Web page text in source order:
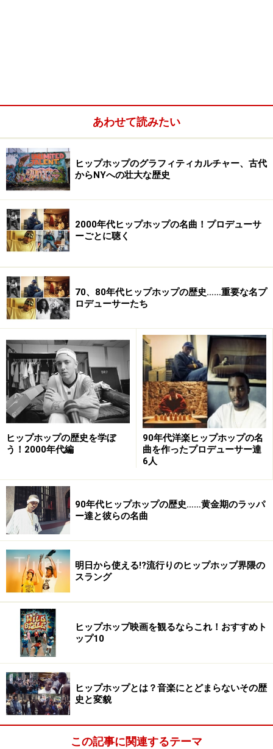
あわせて読みたい
ヒップホップのグラフィティカルチャー、古代
からNYへの壮大な歴史
2000年代ヒップホップの名曲！プロデューサ
ーごとに聴く
70、80年代ヒップホップの歴史……重要な名プ
ロデューサーたち
ヒップホップの歴史を学ぼ
う！2000年代編
90年代洋楽ヒップホップの名
曲を作ったプロデューサー達
6人
90年代ヒップホップの歴史……黄金期のラッパ
ー達と彼らの名曲
明日から使える!?流行りのヒップホップ界隈の
スラング
ヒップホップ映画を観るならこれ！おすすめト
ップ10
ヒップホップとは？音楽にとどまらないその歴
史と変貌
この記事に関連するテーマ